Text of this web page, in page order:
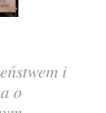
i
o